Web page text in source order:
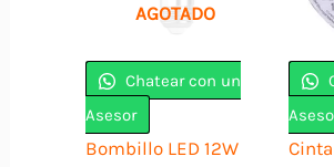
AGOTADO
Chatear con un
Asesor
Bombillo LED 12W